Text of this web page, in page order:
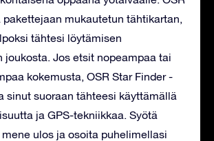
pakettejaan mukautetun tähtikartan,
tähtesi löytämisen
joukosta. Jos etsit nopeampaa tai
kokemusta, OSR Star Finder -
sinut suoraan tähteesi käyttämällä
ja GPS-tekniikkaa. Syötä
ulos ja osoita puhelimellasi